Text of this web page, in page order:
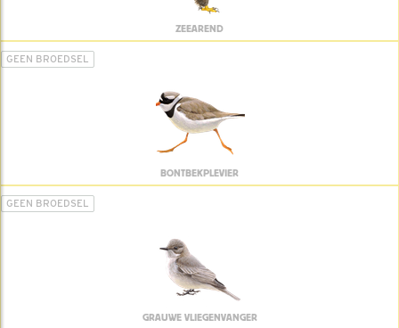
ZEEAREND
GEEN BROEDSEL
BONTBEKPLEVIER
GEEN BROEDSEL
GRAUWE VLIEGENVANGER